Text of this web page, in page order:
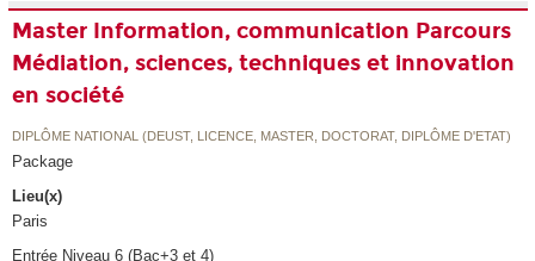
Master Information, communication Parcours
Médiation, sciences, techniques et innovation
en société
DIPLÔME NATIONAL (DEUST, LICENCE, MASTER, DOCTORAT, DIPLÔME D'ETAT)
Package
Lieu(x)
Paris
Entrée Niveau 6 (Bac+3 et 4)